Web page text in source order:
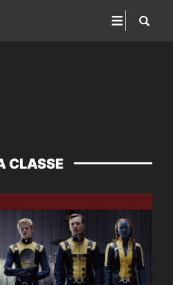
CLASSE